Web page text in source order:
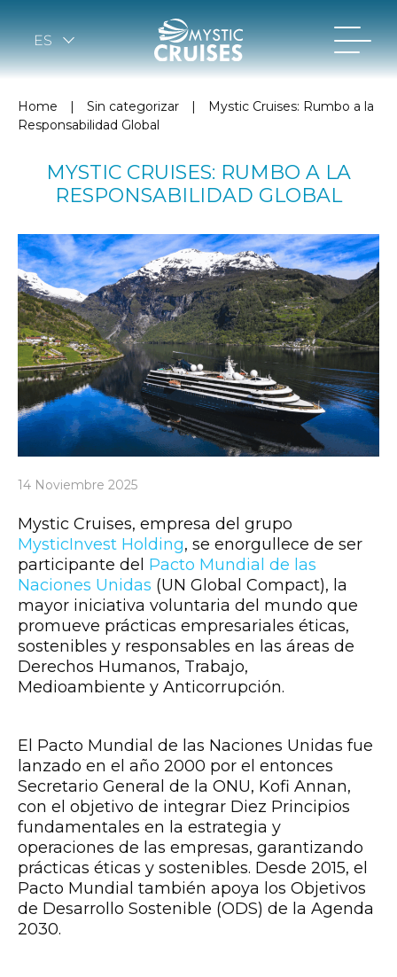
ES
Home | Sin categorizar |
Mystic Cruises: Rumbo a la
Responsabilidad Global
MYSTIC CRUISES: RUMBO A LA
RESPONSABILIDAD GLOBAL
14 Noviembre 2025
Mystic Cruises, empresa del grupo
MysticInvest Holding, se enorgullece de ser
participante del Pacto Mundial de las
Naciones Unidas (UN Global Compact), la
mayor iniciativa voluntaria del mundo que
promueve prácticas empresariales éticas,
sostenibles y responsables en las áreas de
Derechos Humanos, Trabajo,
Medioambiente y Anticorrupción.
El Pacto Mundial de las Naciones Unidas fue
lanzado en el año 2000 por el entonces
Secretario General de la ONU, Kofi Annan,
con el objetivo de integrar Diez Principios
fundamentales en la estrategia y
operaciones de las empresas, garantizando
prácticas éticas y sostenibles. Desde 2015, el
Pacto Mundial también apoya los Objetivos
de Desarrollo Sostenible (ODS) de la Agenda
2030.